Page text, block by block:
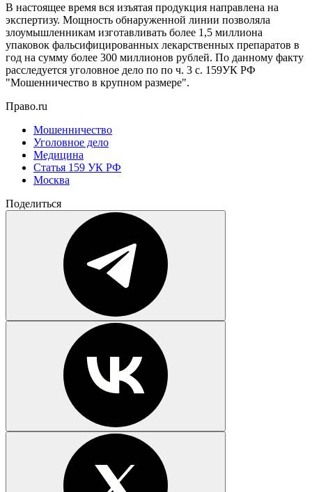
В настоящее время вся изъятая продукция направлена на
экспертизу. Мощность обнаруженной линии позволяла
злоумышленникам изготавливать более 1,5 миллиона
упаковок фальсифицированных лекарственных препаратов в
год на сумму более 300 миллионов рублей. По данному факту
расследуется уголовное дело по по ч. 3 с. 159УК РФ
"Мошенничество в крупном размере".
Право.ru
Мошенничество
Уголовное дело
Медицина
Статья 159 УК РФ
Москва
Поделиться